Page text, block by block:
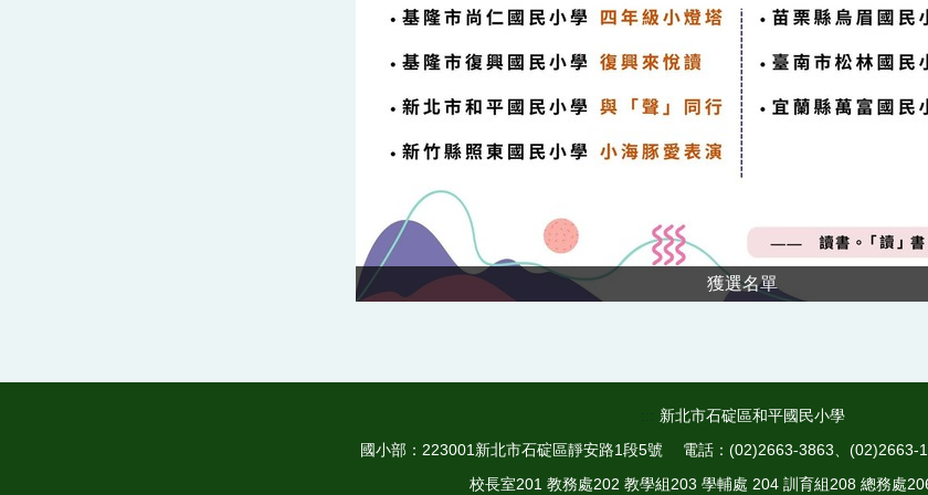
獲選名單
新北市石碇區和平國民小學
國小部：223001新北市石碇區靜安路1段5號 電話：(02)2663-3863、
校長室201 教務處202 教學組203 學輔處 204 訓育組208 總務處